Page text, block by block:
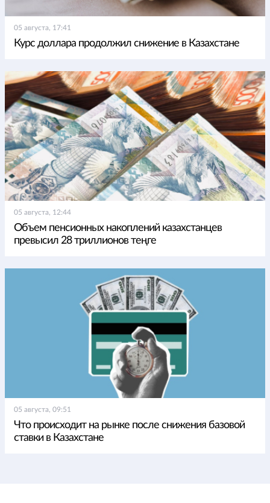
05 августа, 17:41
Курс доллара продолжил снижение в Казахстане
05 августа, 12:44
Объем пенсионных накоплений казахстанцев
превысил 28 триллионов теңге
05 августа, 09:51
Что происходит на рынке после снижения базовой
ставки в Казахстане